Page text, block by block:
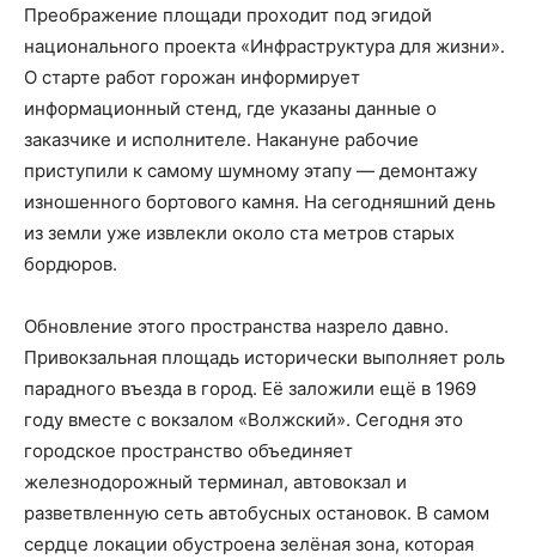
Преображение площади проходит под эгидой
национального проекта «Инфраструктура для жизни».
О старте работ горожан информирует
информационный стенд, где указаны данные о
заказчике и исполнителе. Накануне рабочие
приступили к самому шумному этапу — демонтажу
изношенного бортового камня. На сегодняшний день
из земли уже извлекли около ста метров старых
бордюров.
Обновление этого пространства назрело давно.
Привокзальная площадь исторически выполняет роль
парадного въезда в город. Её заложили ещё в 1969
году вместе с вокзалом «Волжский». Сегодня это
городское пространство объединяет
железнодорожный терминал, автовокзал и
разветвленную сеть автобусных остановок. В самом
сердце локации обустроена зелёная зона, которая